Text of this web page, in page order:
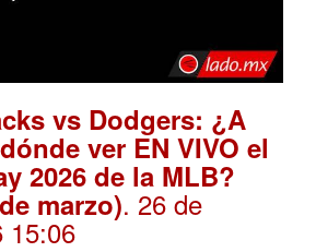
vs Dodgers: ¿A
ver EN VIVO el
2026 de la MLB?
marzo). 26 de
15:06